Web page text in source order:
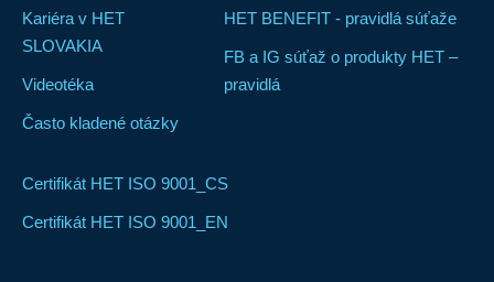
Kariéra v HET
SLOVAKIA
Videotéka
Často kladené otázky
HET BENEFIT - pravidlá súťaže
FB a IG súťaž o produkty HET –
pravidlá
Certifikát HET ISO 9001_CS
Certifikát HET ISO 9001_EN